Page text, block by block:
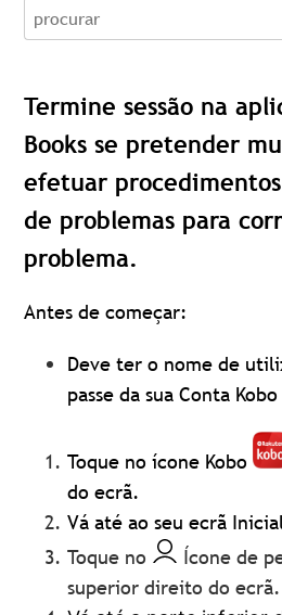
procurar
Termine sessão na
Books se pretender
efetuar
de problemas para
problema.
Antes de começar:
Deve ter o nome de
passe da sua Conta
Toque no ícone Kobo
do ecrã.
Vá até ao seu ecrã
Toque no
Ícone de
superior direito do ecrã.